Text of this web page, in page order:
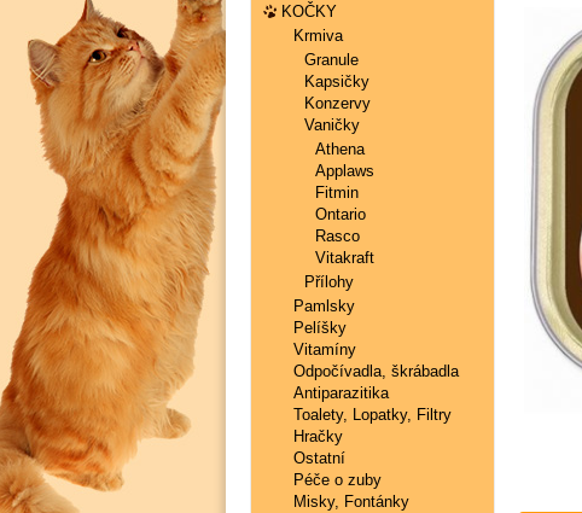
KOČKY
Krmiva
Granule
Kapsičky
Konzervy
Vaničky
Athena
Applaws
Fitmin
Ontario
Rasco
Vitakraft
Přílohy
Pamlsky
Pelíšky
Vitamíny
Odpočívadla, škrábadla
Antiparazitika
Toalety, Lopatky, Filtry
Hračky
Ostatní
Péče o zuby
Misky, Fontánky